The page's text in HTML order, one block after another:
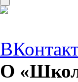
О